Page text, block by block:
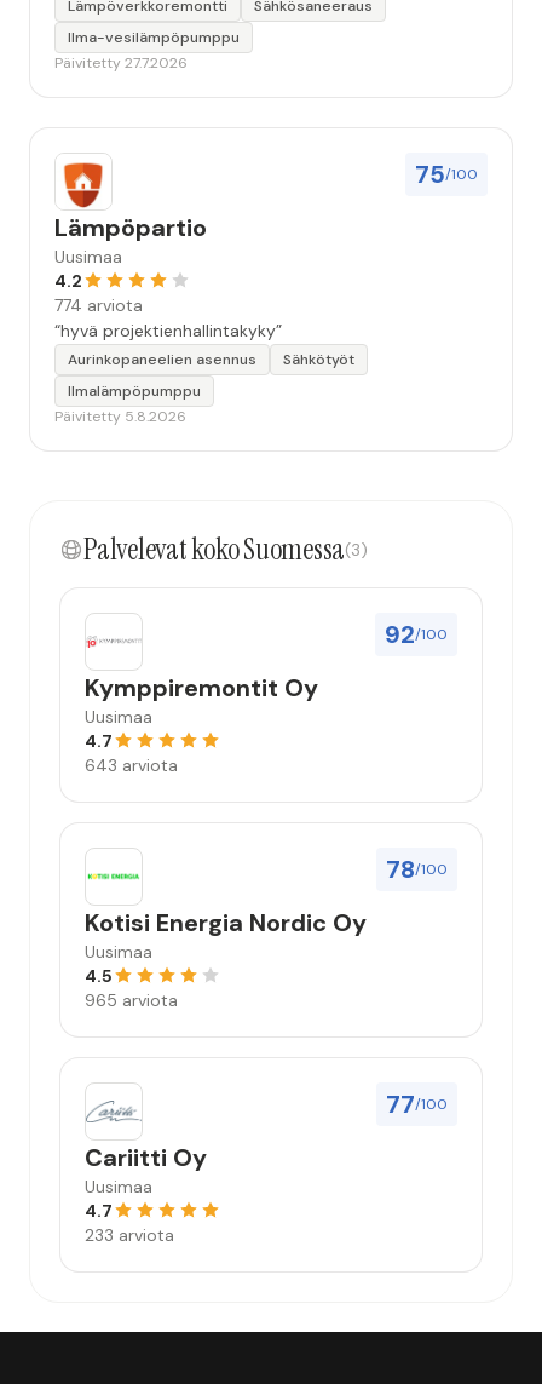
Lämpöverkkoremontti
Sähkösaneeraus
Ilma-vesilämpöpumppu
Päivitetty 27.7.2026
75/100
Lämpöpartio
Uusimaa
4.2
774 arviota
“hyvä projektienhallintakyky”
Aurinkopaneelien asennus
Sähkötyöt
Ilmalämpöpumppu
Päivitetty 5.8.2026
Palvelevat koko Suomessa(3)
92/100
Kymppiremontit Oy
Uusimaa
4.7
643 arviota
78/100
Kotisi Energia Nordic Oy
Uusimaa
4.5
965 arviota
77/100
Cariitti Oy
Uusimaa
4.7
233 arviota